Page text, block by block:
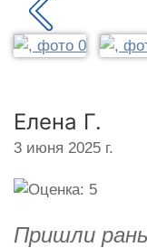
Елена Г.
3 июня 2025 г.
Пришли